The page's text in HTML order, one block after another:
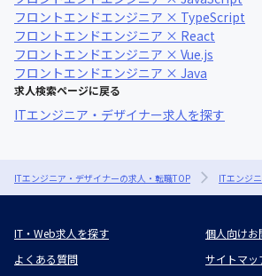
フロントエンドエンジニア × TypeScript
フロントエンドエンジニア × React
フロントエンドエンジニア × Vue.js
フロントエンドエンジニア × Java
求人検索ページに戻る
ITエンジニア・デザイナー求人を探す
ITエンジニア・デザイナーの求人・転職TOP ITエンジ
IT・Web求人を探す
個人向けお
よくある質問
サイトマッ